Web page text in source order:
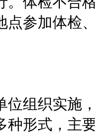
点参加体检
组织实施，
种形式，主